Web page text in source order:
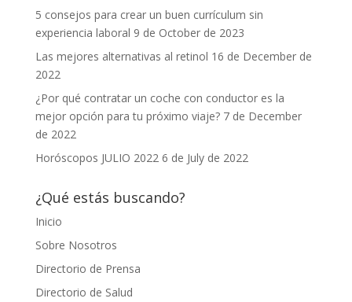
5 consejos para crear un buen currículum sin
experiencia laboral 9 de October de 2023
Las mejores alternativas al retinol 16 de December de
2022
¿Por qué contratar un coche con conductor es la
mejor opción para tu próximo viaje? 7 de December
de 2022
Horóscopos JULIO 2022 6 de July de 2022
¿Qué estás buscando?
Inicio
Sobre Nosotros
Directorio de Prensa
Directorio de Salud